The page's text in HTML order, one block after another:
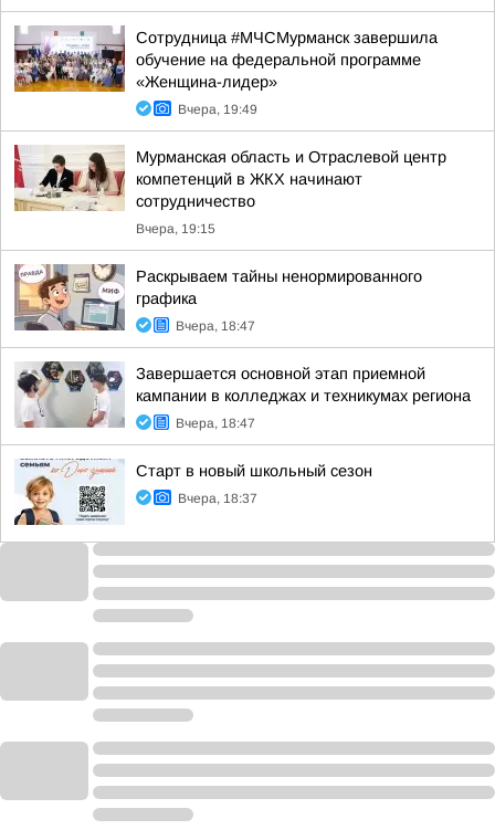
Сотрудница #МЧСМурманск завершила
обучение на федеральной программе
«Женщина-лидер»
Вчера, 19:49
Мурманская область и Отраслевой центр
компетенций в ЖКХ начинают
сотрудничество
Вчера, 19:15
Раскрываем тайны ненормированного
графика
Вчера, 18:47
Завершается основной этап приемной
кампании в колледжах и техникумах региона
Вчера, 18:47
Старт в новый школьный сезон
Вчера, 18:37